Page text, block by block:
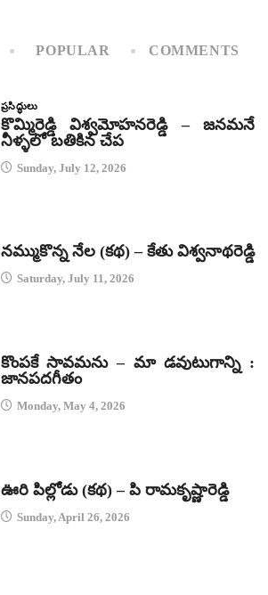
POPULAR COMMENTS
ప్రసిద్ధులు
కొమ్మిరెడ్డి విశ్వమోహనరెడ్డి – జనమనే
నీళ్ళలో బతికిన చేప
Sunday, July 12, 2026
నమ్ముకొన్న నేల (కథ) – కేతు విశ్వనాథరెడ్డి
Saturday, July 11, 2026
కొంపకే సావమను – మా డవుటుగాన్ని :
జానపదగీతం
Monday, May 4, 2026
ఊరి పిల్లోడు (కథ) – పి రామకృష్ణారెడ్డి
Sunday, April 26, 2026